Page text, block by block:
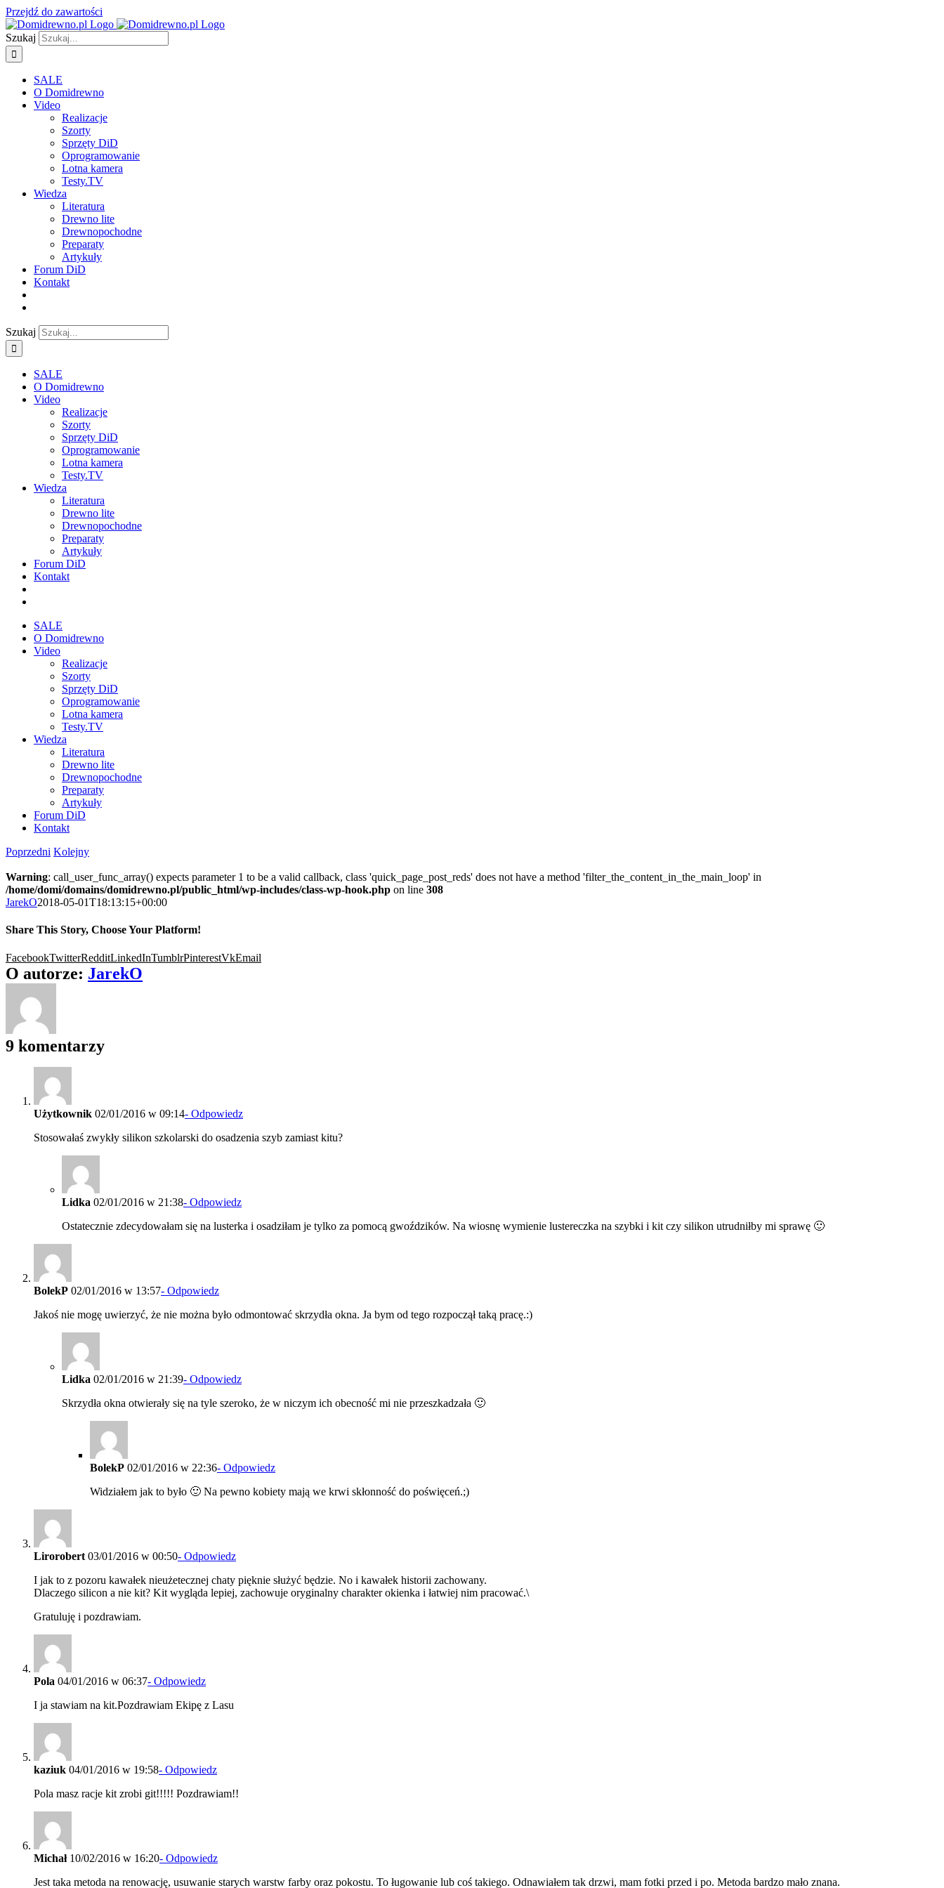
Przejdź do zawartości
Szukaj
SALE
O Domidrewno
Video
Realizacje
Szorty
Sprzęty DiD
Oprogramowanie
Lotna kamera
Testy.TV
Wiedza
Literatura
Drewno lite
Drewnopochodne
Preparaty
Artykuły
Forum DiD
Kontakt
Szukaj
SALE
O Domidrewno
Video
Realizacje
Szorty
Sprzęty DiD
Oprogramowanie
Lotna kamera
Testy.TV
Wiedza
Literatura
Drewno lite
Drewnopochodne
Preparaty
Artykuły
Forum DiD
Kontakt
SALE
O Domidrewno
Video
Realizacje
Szorty
Sprzęty DiD
Oprogramowanie
Lotna kamera
Testy.TV
Wiedza
Literatura
Drewno lite
Drewnopochodne
Preparaty
Artykuły
Forum DiD
Kontakt
Poprzedni Kolejny
Warning: call_user_func_array() expects parameter 1 to be a valid callback, class 'quick_page_post_reds' does not have a method 'filter_the_content_in_the_main_loop' in
/home/domi/domains/domidrewno.pl/public_html/wp-includes/class-wp-hook.php on line 308
JarekO2018-05-01T18:13:15+00:00
Share This Story, Choose Your Platform!
FacebookTwitterRedditLinkedInTumblrPinterestVkEmail
O autorze: JarekO
9 komentarzy
Użytkownik 02/01/2016 w 09:14- Odpowiedz
Stosowałaś zwykły silikon szkolarski do osadzenia szyb zamiast kitu?
Lidka 02/01/2016 w 21:38- Odpowiedz
Ostatecznie zdecydowałam się na lusterka i osadziłam je tylko za pomocą gwoździków. Na wiosnę wymienie lustereczka na szybki i kit czy silikon utrudniłby mi sprawę 🙂
BolekP 02/01/2016 w 13:57- Odpowiedz
Jakoś nie mogę uwierzyć, że nie można było odmontować skrzydła okna. Ja bym od tego rozpoczął taką pracę.:)
Lidka 02/01/2016 w 21:39- Odpowiedz
Skrzydła okna otwierały się na tyle szeroko, że w niczym ich obecność mi nie przeszkadzała 🙂
BolekP 02/01/2016 w 22:36- Odpowiedz
Widziałem jak to było 🙂 Na pewno kobiety mają we krwi skłonność do poświęceń.;)
Lirorobert 03/01/2016 w 00:50- Odpowiedz
I jak to z pozoru kawałek nieużetecznej chaty pięknie służyć będzie. No i kawałek historii zachowany.
Dlaczego silicon a nie kit? Kit wygląda lepiej, zachowuje oryginalny charakter okienka i łatwiej nim pracować.\
Gratuluję i pozdrawiam.
Pola 04/01/2016 w 06:37- Odpowiedz
I ja stawiam na kit.Pozdrawiam Ekipę z Lasu
kaziuk 04/01/2016 w 19:58- Odpowiedz
Pola masz racje kit zrobi git!!!!! Pozdrawiam!!
Michał10/02/2016 w 16:20- Odpowiedz
Jest taka metoda na renowację, usuwanie starych warstw farby oraz pokostu. To ługowanie lub coś takiego. Odnawiałem tak drzwi, mam fotki przed i po. Metoda bardzo mało znana.